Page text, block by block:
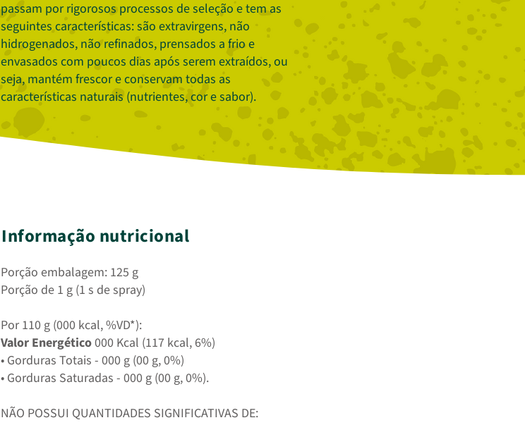
passam por rigorosos processos de seleção e tem as
seguintes características: são extravirgens, não
hidrogenados, não refinados, prensados a frio e
envasados com poucos dias após serem extraídos, ou
seja, mantém frescor e conservam todas as
características naturais (nutrientes, cor e sabor).
Informação nutricional
Porção embalagem: 125 g
Porção de 1 g (1 s de spray)
Por 110 g (000 kcal, %VD*):
Valor Energético000 Kcal (117 kcal, 6%)
• Gorduras Totais - 000 g (00 g, 0%)
• Gorduras Saturadas - 000 g (00 g, 0%).
NÃO POSSUI QUANTIDADES SIGNIFICATIVAS DE: